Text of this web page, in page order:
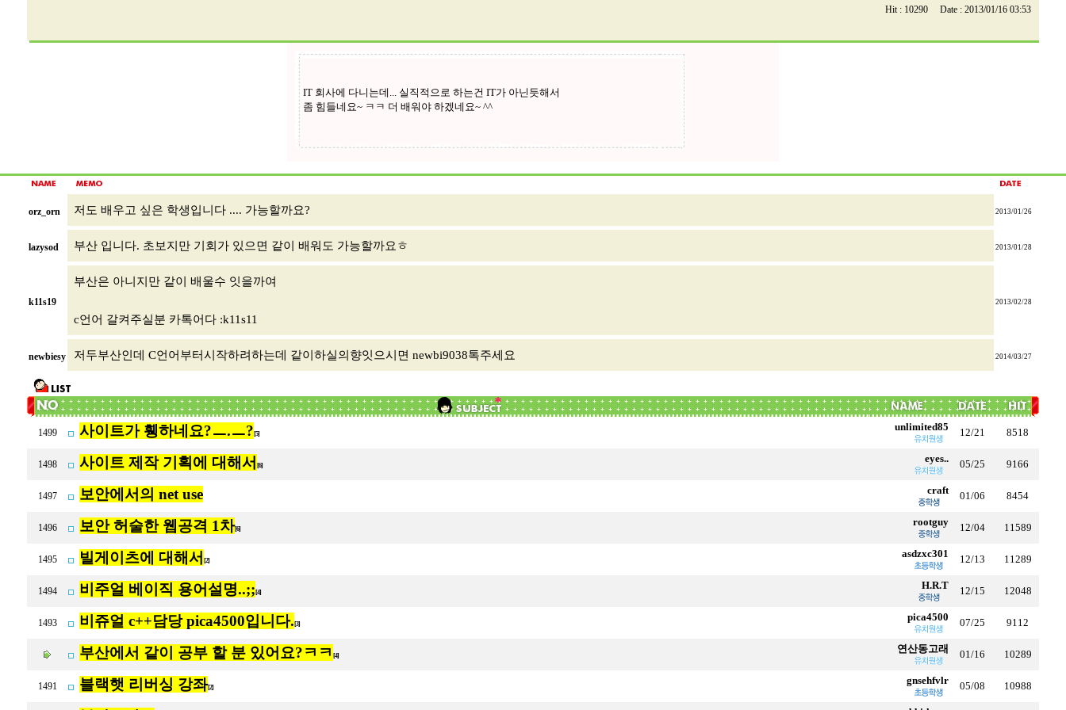
Hit : 10290 Date : 2013/01/16 03:53
orz_orn 저도 배우고 싶은 학생입니다 .... 가능할까요? 2013/01/26
lazysod 부산 입니다. 초보지만 기회가 있으면 같이 배워도 가능할까요ㅎ 2013/01/28
k11s19
부산은 아니지만 같이 배울수 잇을까여
c언어 갈켜주실분 카톡어다 :k11s11
2013/02/28
newbiesy 저두부산인데 C언어부터시작하려하는데 같이하실의향잇으시면 newbi9038톡주세요 2014/03/27
1499 사이트가 휑하네요?ㅡ.ㅡ? [5]
unlimited85 12/21 8518
1498 사이트 제작 기획에 대해서 [6]
eyes.. 05/25 9166
1497 보안에서의 net use craft 01/06 8454
1496 보안 허술한 웹공격 1차[6]
rootguy 12/04 11589
1495 빌게이츠에 대해서 [2]
asdzxc301 12/13 11289
1494 비주얼 베이직 용어설명..;; [4]
H.R.T 12/15 12048
1493 비쥬얼 c++담당 pica4500입니다. [3]
pica4500 07/25 9112
부산에서 같이 공부 할 분 있어요?ㅋㅋ [4]
연산동고래 01/16 10289
1491 블랙햇 리버싱 강좌[2]
gnsehfvlr 05/08 10988